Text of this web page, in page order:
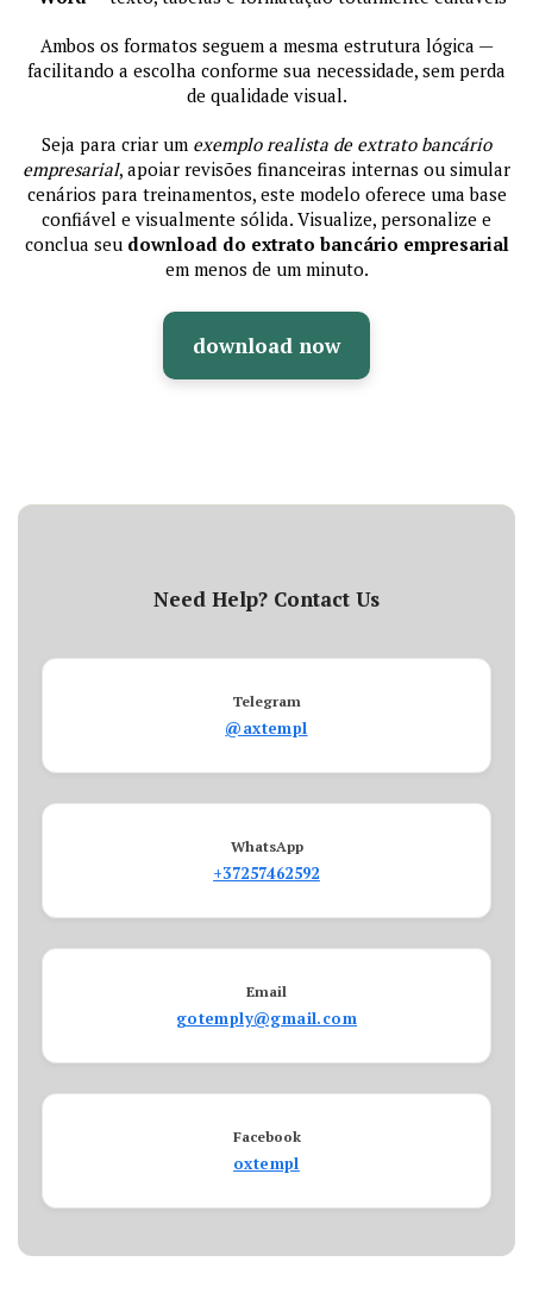
Ambos os formatos seguem a mesma estrutura lógica —
facilitando a escolha conforme sua necessidade, sem perda
de qualidade visual.
Seja para criar um exemplo realista de extrato bancário
empresarial, apoiar revisões financeiras internas ou simular
cenários para treinamentos, este modelo oferece uma base
confiável e visualmente sólida. Visualize, personalize e
conclua seu download do extrato bancário empresarial
em menos de um minuto.
download now
Need Help? Contact Us
Telegram
@axtempl
WhatsApp
+37257462592
Email
gotemply@gmail.com
Facebook
oxtempl